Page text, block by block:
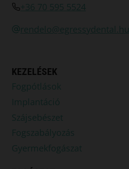
+36 70 595 5524
rendelo@egressydental.hu
KEZELÉSEK
Fogpótlások
Implantáció
Szájsebészet
Fogszabályozás
Gyermekfogászat